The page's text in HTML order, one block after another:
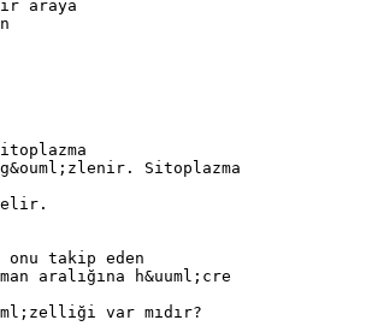
araya
Sitoplazma
onu takip eden
aralığına h&uuml;cre
var mıdır?